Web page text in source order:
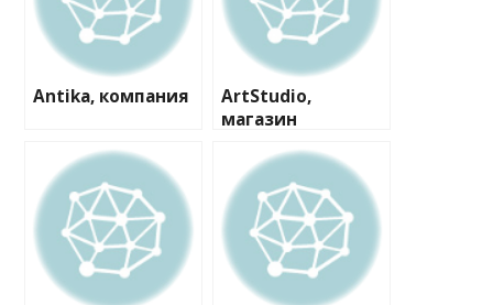
Antika, компания
ArtStudio,
магазин
окон и дверей